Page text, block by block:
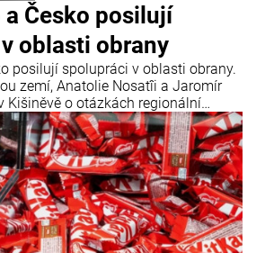
Česko posilují
oblasti obrany
posilují spolupráci v oblasti obrany.
zemí, Anatolie Nosatîi a Jaromír
Kišiněvě o otázkách regionální
Národní armády a nových
v tomto sektoru.